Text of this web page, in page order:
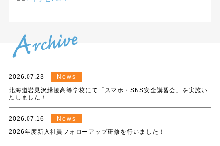
2026.07.23
News
北海道岩見沢緑陵高等学校にて「スマホ・SNS安全講習会」を実施い
たしました！
2026.07.16
News
2026年度新入社員フォローアップ研修を行いました！